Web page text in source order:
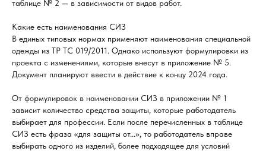
таблице № 2 — в зависимости от видов работ.
Какие есть наименования СИЗ
В единых типовых нормах применяют наименования специальной
одежды из ТР ТС 019/2011. Однако используют формулировки из
проекта с изменениями, которые внесут в приложение № 5.
Документ планируют ввести в действие к концу 2024 года.
От формулировок в наименовании СИЗ в приложении № 1
зависит количество средства защиты, которые работодатель
выбирает для профессии. Если после перечисленных в таблице
СИЗ есть фраза «для защиты от...», то работодатель вправе
выбирать одного из изделий, более подходящее для условий